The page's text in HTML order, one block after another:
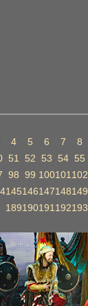
4 5 6 7 8
51 52 53 54 55
98 99 100101 102
145146147148149
189190191 192193